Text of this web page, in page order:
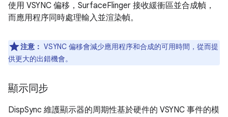
使用 VSYNC 偏移，SurfaceFlinger 接收緩衝區並合成幀，
而應用程序同時處理輸入並渲染幀。
注意： VSYNC 偏移會減少應用程序和合成的可用時間，從而提
供更大的出錯機會。
顯示同步
DispSync 維護顯示器的周期性基於硬件的 VSYNC 事件的模